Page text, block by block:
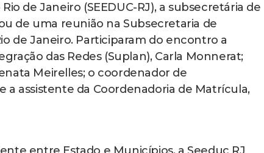
de Janeiro (SEEDUC-RJ), a subsecretária de
de uma reunião na Subsecretaria de
de Janeiro. Participaram do encontro a
das Redes (Suplan), Carla Monnerat;
Meirelles; o coordenador de
a assistente da Coordenadoria de Matrícula,